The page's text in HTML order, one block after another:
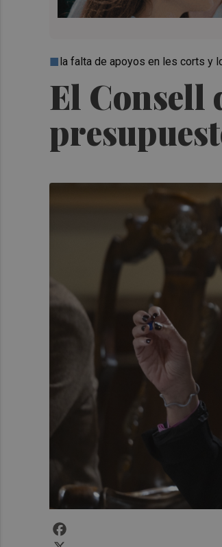
El Consell
la falta de apoyos en les corts y